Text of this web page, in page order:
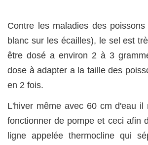
Contre les maladies des
blanc sur les écailles), le sel est
être dosé a environ 2 à 3
dose à adapter a la taille des
en 2 fois.
L'hiver même avec 60 cm d'eau il
fonctionner de pompe et ceci afin
ligne appelée thermocline qui